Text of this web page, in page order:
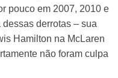
pouco em 2007, 2010 e
derrotas – sua
Hamilton na McLaren
não foram culpa